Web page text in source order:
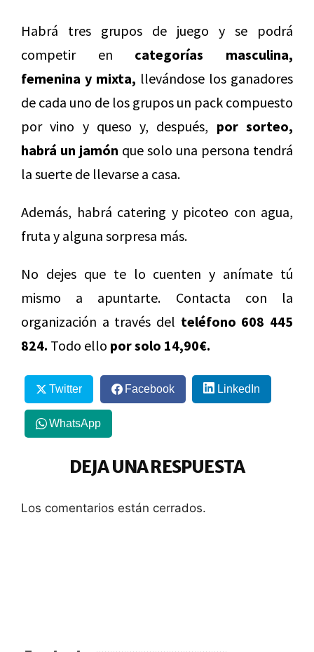
Habrá tres grupos de juego y se podrá
competir en categorías masculina,
femenina y mixta, llevándose los ganadores
de cada uno de los grupos un pack compuesto
por vino y queso y, después, por sorteo,
habrá un jamón que solo una persona tendrá
la suerte de llevarse a casa.
Además, habrá catering y picoteo con agua,
fruta y alguna sorpresa más.
No dejes que te lo cuenten y anímate tú
mismo a apuntarte. Contacta con la
organización a través del teléfono 608 445
824. Todo ello por solo 14,90€.
Twitter Facebook LinkedIn
WhatsApp
DEJA UNA RESPUESTA
Los comentarios están cerrados.